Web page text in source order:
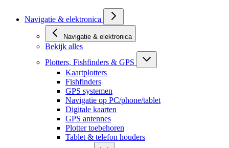
Navigatie & elektronica
Navigatie & elektronica
Bekijk alles
Plotters, Fishfinders & GPS
Kaartplotters
Fishfinders
GPS systemen
Navigatie op PC/phone/tablet
Digitale kaarten
GPS antennes
Plotter toebehoren
Tablet & telefon houders